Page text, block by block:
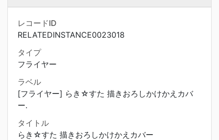
レコードID
RELATEDINSTANCE0023018
タイプ
フライヤー
ラベル
[フライヤー] らき☆すた 描きおろしかけかえカバ
ー.
タイトル
らき☆すた 描きおろしかけかえカバー